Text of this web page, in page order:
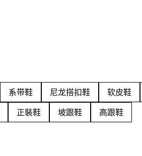
系带鞋 尼龙搭扣鞋 软皮鞋
正裝鞋 坡跟鞋 高跟鞋